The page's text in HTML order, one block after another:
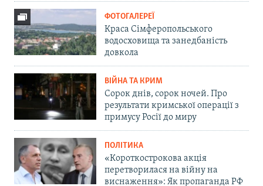
ФОТОГАЛЕРЕЇ
Краса Сімферопольського
водосховища та занедбаність
довкола
ВІЙНА ТА КРИМ
Сорок днів, сорок ночей. Про
результати кримської операції з
примусу Росії до миру
ПОЛІТИКА
«Короткострокова акція
перетворилася на війну на
виснаження»: Як пропаганда РФ